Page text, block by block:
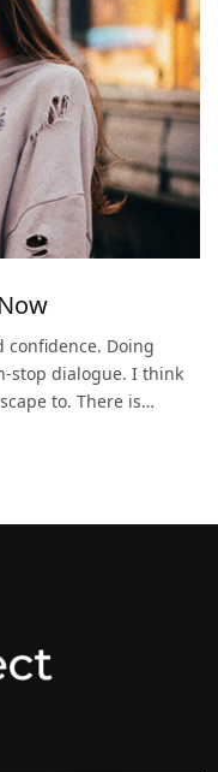
confidence. Doing
stop dialogue. I think
to. There is…